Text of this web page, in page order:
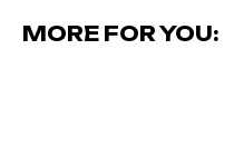
MORE FOR YOU: